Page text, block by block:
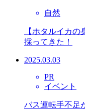
自然
【ホタルイカ
採ってきた！
2025.03.03
PR
イベント
バス運転手不足